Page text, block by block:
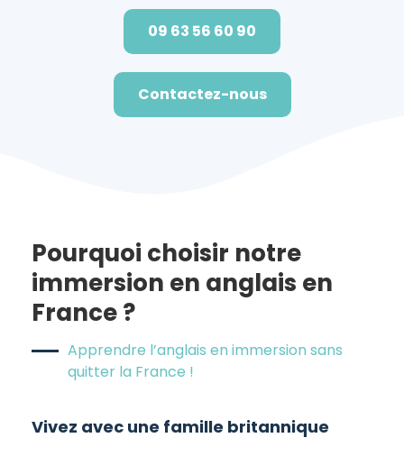
09 63 56 60 90
Contactez-nous
Pourquoi choisir notre
immersion en anglais en
France ?
Apprendre l’anglais en immersion sans
quitter la France !
Vivez avec une famille britannique